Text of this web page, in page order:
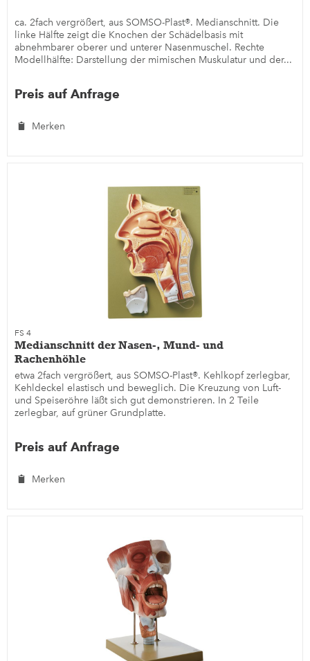
ca. 2fach vergrößert, aus SOMSO-Plast®. Medianschnitt. Die
linke Hälfte zeigt die Knochen der Schädelbasis mit
abnehmbarer oberer und unterer Nasenmuschel. Rechte
Modellhälfte: Darstellung der mimischen Muskulatur und der...
Preis auf Anfrage
Merken
FS 4
Medianschnitt der Nasen-, Mund- und
Rachenhöhle
etwa 2fach vergrößert, aus SOMSO-Plast®. Kehlkopf zerlegbar,
Kehldeckel elastisch und beweglich. Die Kreuzung von Luft-
und Speiseröhre läßt sich gut demonstrieren. In 2 Teile
zerlegbar, auf grüner Grundplatte.
Preis auf Anfrage
Merken